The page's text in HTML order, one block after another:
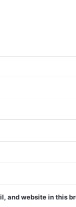
and website in this